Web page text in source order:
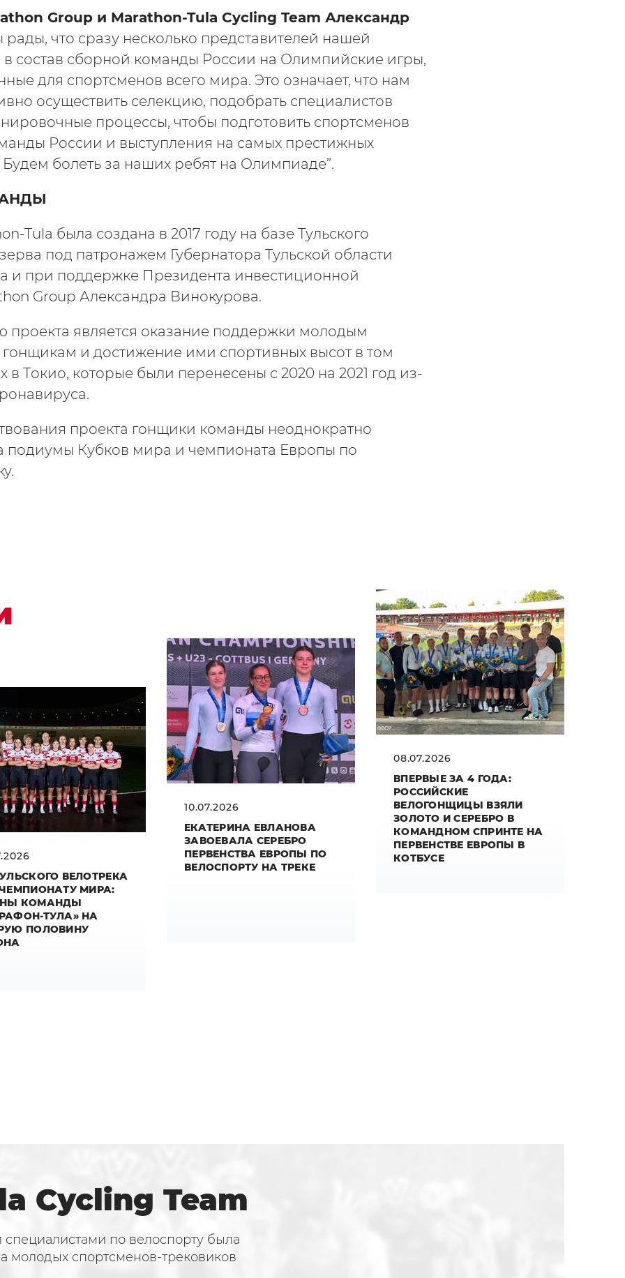
Group и Marathon-Tula Cycling Team Александр
рады, что сразу несколько представителей нашей
в состав сборной команды России на Олимпийские игры,
для спортсменов всего мира. Это означает, что нам
осуществить селекцию, подобрать специалистов
процессы, чтобы подготовить спортсменов
России и выступления на самых престижных
Будем болеть за наших ребят на Олимпиаде”.
Tula была создана в 2017 году на базе Тульского
под патронажем Губернатора Тульской области
и при поддержке Президента инвестиционной
Group Александра Винокурова.
проекта является оказание поддержки молодым
гонщикам и достижение ими спортивных высот в том
в Токио, которые были перенесены с 2020 на 2021 год из-
проекта гонщики команды неоднократно
подиумы Кубков мира и чемпионата Европы по
ВЕЛОТРЕКА
ЧЕМПИОНАТУ МИРА:
КОМАНДЫ
ТУЛА» НА
ПОЛОВИНУ
10.07.2026
ЕКАТЕРИНА ЕВЛАНОВА
ЗАВОЕВАЛА СЕРЕБРО
ПЕРВЕНСТВА ЕВРОПЫ ПО
ВЕЛОСПОРТУ НА ТРЕКЕ
08.07.2026
ВПЕРВЫЕ ЗА 4 ГОДА:
РОССИЙСКИЕ
ВЕЛОГОНЩИЦЫ ВЗЯЛИ
ЗОЛОТО И СЕРЕБРО В
КОМАНДНОМ СПРИНТЕ НА
ПЕРВЕНСТВЕ ЕВРОПЫ В
КОТБУСЕ
Cycling Team
специалистами по велоспорту была
молодых спортсменов-трековиков